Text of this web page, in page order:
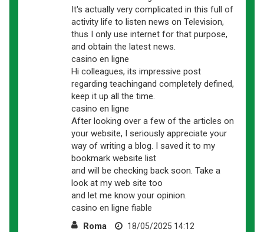
It's actually very complicated in this full of
activity life to listen news on Television,
thus I only use internet for that purpose,
and obtain the latest news.
casino en ligne
Hi colleagues, its impressive post
regarding teachingand completely defined,
keep it up all the time.
casino en ligne
After looking over a few of the articles on
your website, I seriously appreciate your
way of writing a blog. I saved it to my
bookmark website list
and will be checking back soon. Take a
look at my web site too
and let me know your opinion.
casino en ligne fiable
Roma
18/05/2025 14:12